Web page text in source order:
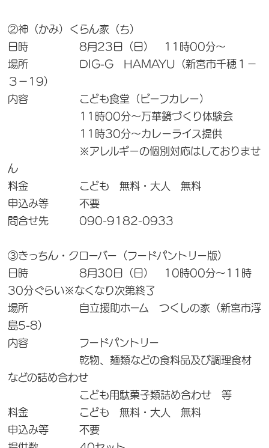
②神（かみ）くらん家（ち）
日時 8月23日（日） 11時00分～
場所 DIG-G HAMAYU（新宮市千穂１－
３－19）
内容 こども食堂（ビーフカレー）
11時00分～万華鏡づくり体験会
11時30分～カレーライス提供
※アレルギーの個別対応はしておりませ
ん
料金 こども 無料・大人 無料
申込み等 不要
問合せ先 090-9182-0933
③きっちん・クローバー（フードパントリー版）
日時 8月30日（日） 10時00分～11時
30分ぐらい※なくなり次第終了
場所 自立援助ホーム つくしの家（新宮市浮
島5-8）
内容 フードパントリー
乾物、麺類などの食料品及び調理食材
などの詰め合わせ
こども用駄菓子類詰め合わせ 等
料金 こども 無料・大人 無料
申込み等 不要